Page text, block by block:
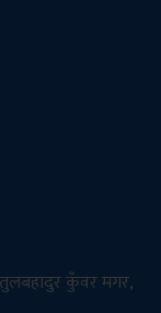
कुँवर मगर,